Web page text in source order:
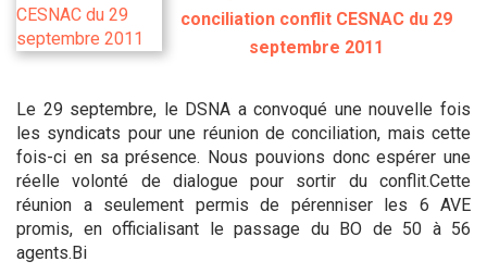
conciliation conflit CESNAC du 29
septembre 2011
Le 29 septembre, le DSNA a convoqué une nouvelle fois
les syndicats pour une réunion de conciliation, mais cette
fois-ci en sa présence. Nous pouvions donc espérer une
réelle volonté de dialogue pour sortir du conflit.Cette
réunion a seulement permis de pérenniser les 6 AVE
promis, en officialisant le passage du BO de 50 à 56
agents.Bi